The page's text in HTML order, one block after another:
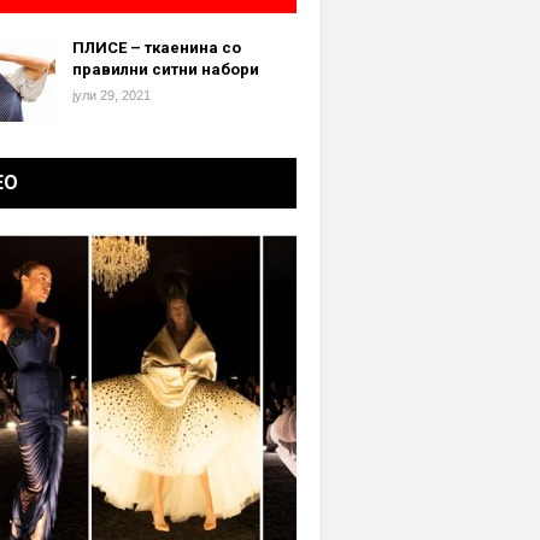
ПЛИСЕ – ткаенина со
правилни ситни набори
јули 29, 2021